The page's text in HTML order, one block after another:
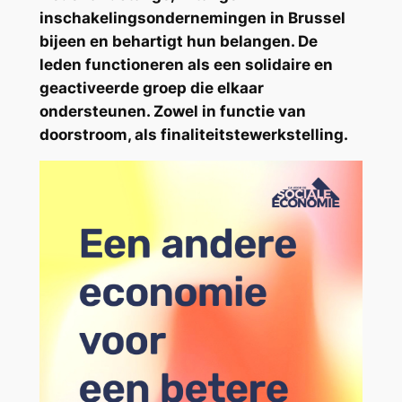
inschakelingsondernemingen in Brussel
bijeen en behartigt hun belangen. De
leden functioneren als een solidaire en
geactiveerde groep die elkaar
ondersteunen. Zowel in functie van
doorstroom, als finaliteitstewerkstelling.